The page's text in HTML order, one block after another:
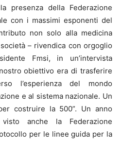
presenza della Federazione
con i massimi esponenti del
non solo alla medicina
– rivendica con orgoglio
Fmsi, in un’intervista
obiettivo era di trasferire
l’esperienza del mondo
e al sistema nazionale. Un
costruire la 500”. Un anno
anche la Federazione
per le linee guida per la